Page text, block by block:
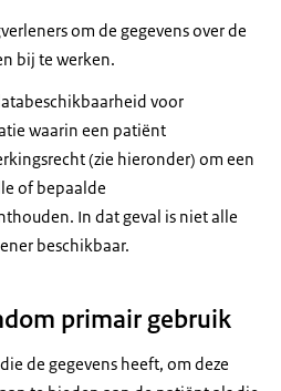
om de gegevens over de
bij te werken.
voor
waarin een patiënt
(zie hieronder) om een
of bepaalde
In dat geval is niet alle
beschikbaar.
primair gebruik
de gegevens heeft, om deze